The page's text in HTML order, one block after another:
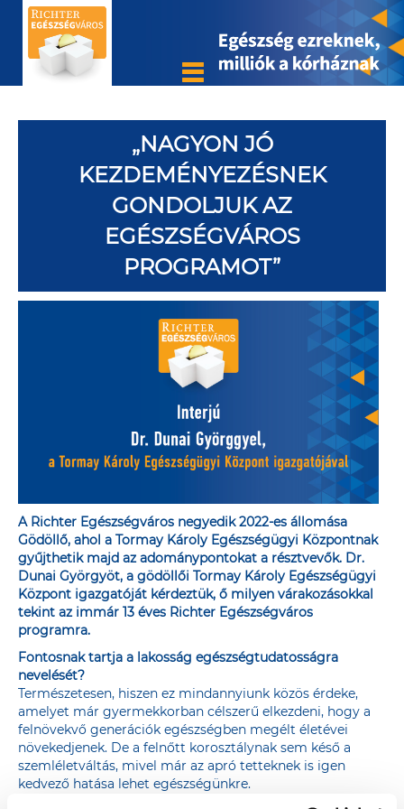
„NAGYON JÓ
KEZDEMÉNYEZÉSNEK
GONDOLJUK AZ
EGÉSZSÉGVÁROS
PROGRAMOT”
A Richter Egészségváros negyedik 2022-es állomása
Gödöllő, ahol a Tormay Károly Egészségügyi Központnak
gyűjthetik majd az adománypontokat a résztvevők. Dr.
Dunai Györgyöt, a gödöllői Tormay Károly Egészségügyi
Központ igazgatóját kérdeztük, ő milyen várakozásokkal
tekint az immár 13 éves Richter Egészségváros
programra.
Fontosnak tartja a lakosság egészségtudatosságra
nevelését?
Természetesen, hiszen ez mindannyiunk közös érdeke,
amelyet már gyermekkorban célszerű elkezdeni, hogy a
felnövekvő generációk egészségben megélt életévei
növekedjenek. De a felnőtt korosztálynak sem késő a
szemléletváltás, mivel már az apró tetteknek is igen
kedvező hatása lehet egészségünkre.